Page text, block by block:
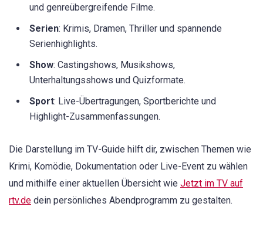
und genreübergreifende Filme.
Serien: Krimis, Dramen, Thriller und spannende
Serienhighlights.
Show: Castingshows, Musikshows,
Unterhaltungsshows und Quizformate.
Sport: Live-Übertragungen, Sportberichte und
Highlight-Zusammenfassungen.
Die Darstellung im TV-Guide hilft dir, zwischen Themen wie
Krimi, Komödie, Dokumentation oder Live-Event zu wählen
und mithilfe einer aktuellen Übersicht wie Jetzt im TV auf
rtv.de dein persönliches Abendprogramm zu gestalten.